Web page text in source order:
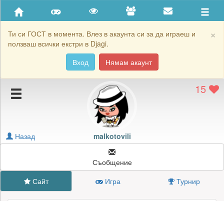
×
Ти си ГОСТ в момента. Влез в акаунта си за да играеш и
ползваш всички екстри в Djagi.
Вход
Нямам акаунт
Приятели
Хронология на игри
Подаръците на malkotovili
Картичките на malkotovili
Блокирай malkotovili
15
malkotovili
Назад
Съобщение
Сайт
Игра Турнир